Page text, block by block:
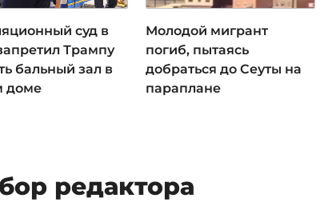
суд в
Трампу
бальный зал в
доме
Молодой мигрант
погиб, пытаясь
добраться до Сеуты на
параплане
редактора